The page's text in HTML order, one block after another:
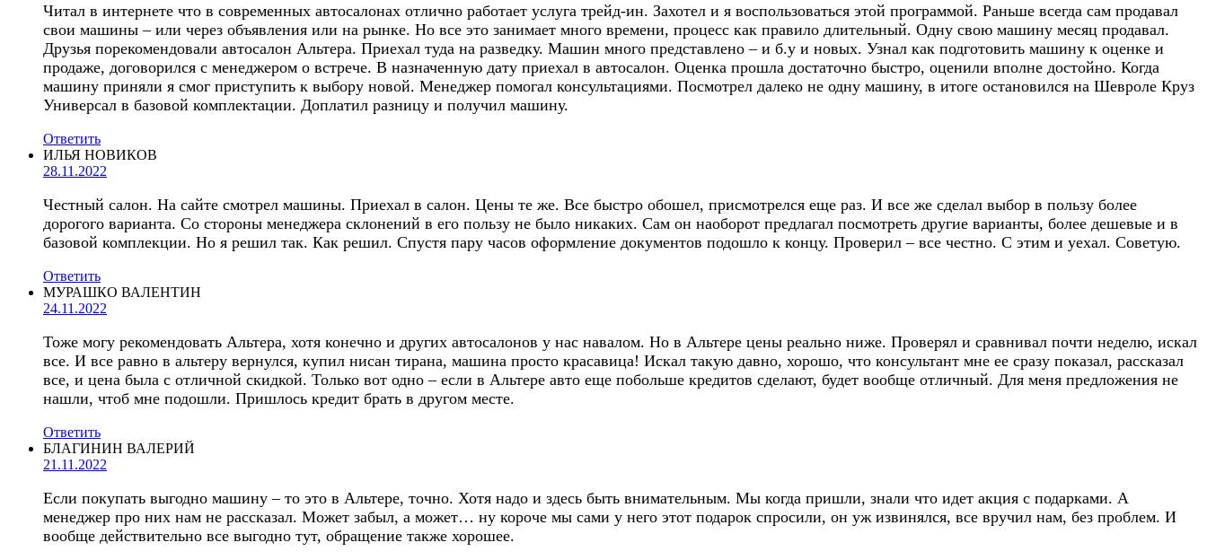
Читал в интернете что в современных автосалонах отлично работает услуга трейд-ин. Захотел и я воспользоваться этой программой. Раньше всегда сам продавал
свои машины – или через объявления или на рынке. Но все это занимает много времени, процесс как правило длительный. Одну свою машину месяц продавал.
Друзья порекомендовали автосалон Альтера. Приехал туда на разведку. Машин много представлено – и б.у и новых. Узнал как подготовить машину к оценке и
продаже, договорился с менеджером о встрече. В назначенную дату приехал в автосалон. Оценка прошла достаточно быстро, оценили вполне достойно. Когда
машину приняли я смог приступить к выбору новой. Менеджер помогал консультациями. Посмотрел далеко не одну машину, в итоге остановился на Шевроле Круз
Универсал в базовой комплектации. Доплатил разницу и получил машину.
Ответить
ИЛЬЯ НОВИКОВ
28.11.2022
Честный салон. На сайте смотрел машины. Приехал в салон. Цены те же. Все быстро обошел, присмотрелся еще раз. И все же сделал выбор в пользу более
дорогого варианта. Со стороны менеджера склонений в его пользу не было никаких. Сам он наоборот предлагал посмотреть другие варианты, более дешевые и в
базовой комплекции. Но я решил так. Как решил. Спустя пару часов оформление документов подошло к концу. Проверил – все честно. С этим и уехал. Советую.
Ответить
МУРАШКО ВАЛЕНТИН
24.11.2022
Тоже могу рекомендовать Альтера, хотя конечно и других автосалонов у нас навалом. Но в Альтере цены реально ниже. Проверял и сравнивал почти неделю, искал
все. И все равно в альтеру вернулся, купил нисан тирана, машина просто красавица! Искал такую давно, хорошо, что консультант мне ее сразу показал, рассказал
все, и цена была с отличной скидкой. Только вот одно – если в Альтере авто еще побольше кредитов сделают, будет вообще отличный. Для меня предложения не
нашли, чтоб мне подошли. Пришлось кредит брать в другом месте.
Ответить
БЛАГИНИН ВАЛЕРИЙ
21.11.2022
Если покупать выгодно машину – то это в Альтере, точно. Хотя надо и здесь быть внимательным. Мы когда пришли, знали что идет акция с подарками. А
менеджер про них нам не рассказал. Может забыл, а может… ну короче мы сами у него этот подарок спросили, он уж извинялся, все вручил нам, без проблем. И
вообще действительно все выгодно тут, обращение также хорошее.